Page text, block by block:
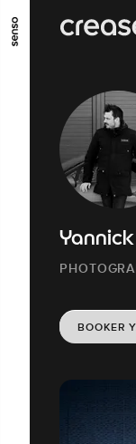
ALLER AU
ALLER EN
Yannick
BOOKER